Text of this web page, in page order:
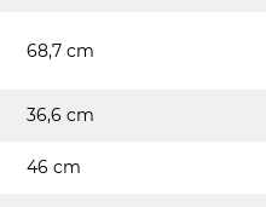
68,7 cm
36,6 cm
46 cm